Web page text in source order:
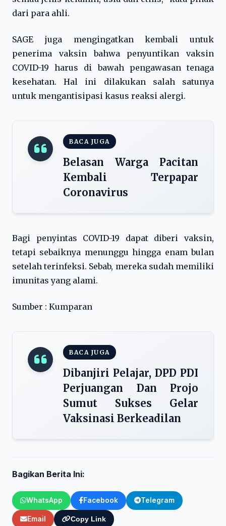
dari para ahli.
SAGE juga mengingatkan kembali untuk
penerima vaksin bahwa penyuntikan vaksin
COVID-19 harus di bawah pengawasan tenaga
kesehatan. Hal ini dilakukan salah satunya
untuk mengantisipasi kasus reaksi alergi.
BACA JUGA
Belasan Warga Pacitan
Kembali Terpapar
Coronavirus
Bagi penyintas COVID-19 dapat diberi vaksin,
tetapi sebaiknya menunggu hingga enam bulan
setelah terinfeksi. Sebab, mereka sudah memiliki
imunitas yang alami.
Sumber : Kumparan
BACA JUGA
Dibanjiri Pelajar, DPD PDI
Perjuangan Dan Projo
Sumut Sukses Gelar
Vaksinasi Berkeadilan
Bagikan Berita Ini:
WhatsApp Facebook Telegram
Email Copy Link